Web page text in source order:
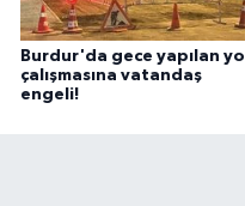
Burdur'da gece yapılan yol
çalışmasına vatandaş
engeli!